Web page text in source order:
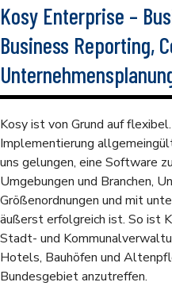
Kosy Enterprise –
Business Reporting,
Kosy ist von Grund auf
Implementierung
uns gelungen, eine Software
Umgebungen und Branchen,
Größenordnungen und mit
äußerst erfolgreich ist. So ist
Stadt- und
Hotels, Bauhöfen und
Bundesgebiet anzutreffen.